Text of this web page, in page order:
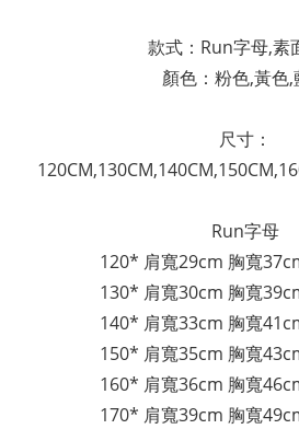
款式： Run字母,素
顏色：粉色,黃色,
尺寸：
Run字母
120* 肩寬29cm 胸寬
130* 肩寬30cm 胸寬
140* 肩寬33cm 胸寬
150* 肩寬35cm 胸寬
160* 肩寬36cm 胸寬
170* 肩寬39cm 胸寬